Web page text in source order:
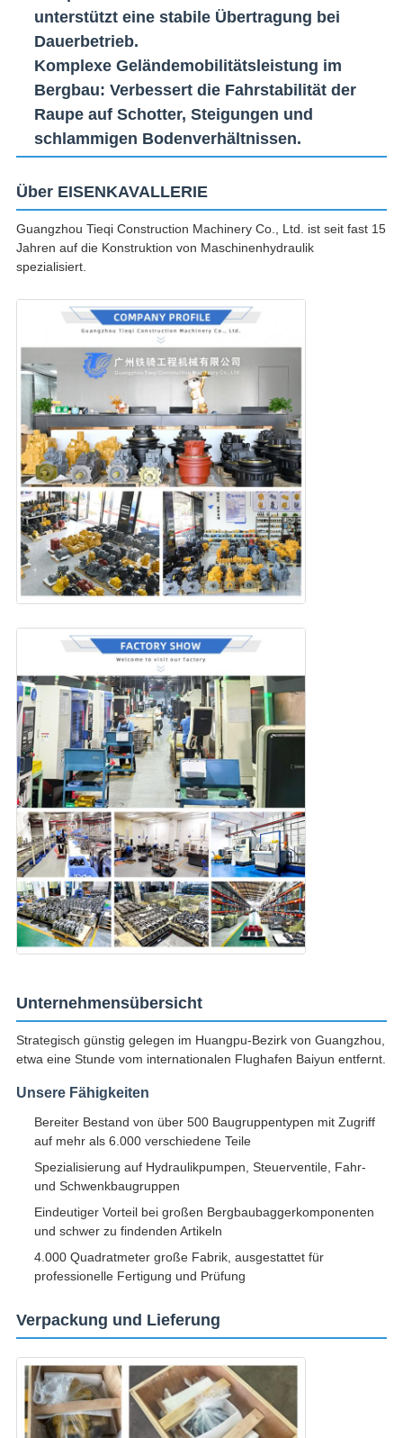
unterstützt eine stabile Übertragung bei
Dauerbetrieb.
Komplexe Geländemobilitätsleistung im
Bergbau: Verbessert die Fahrstabilität der
Raupe auf Schotter, Steigungen und
schlammigen Bodenverhältnissen.
Über EISENKAVALLERIE
Guangzhou Tieqi Construction Machinery Co., Ltd. ist seit fast 15
Jahren auf die Konstruktion von Maschinenhydraulik
spezialisiert.
Unternehmensübersicht
Strategisch günstig gelegen im Huangpu-Bezirk von Guangzhou,
etwa eine Stunde vom internationalen Flughafen Baiyun entfernt.
Unsere Fähigkeiten
Bereiter Bestand von über 500 Baugruppentypen mit Zugriff
auf mehr als 6.000 verschiedene Teile
Spezialisierung auf Hydraulikpumpen, Steuerventile, Fahr-
und Schwenkbaugruppen
Eindeutiger Vorteil bei großen Bergbaubaggerkomponenten
und schwer zu findenden Artikeln
4.000 Quadratmeter große Fabrik, ausgestattet für
professionelle Fertigung und Prüfung
Verpackung und Lieferung